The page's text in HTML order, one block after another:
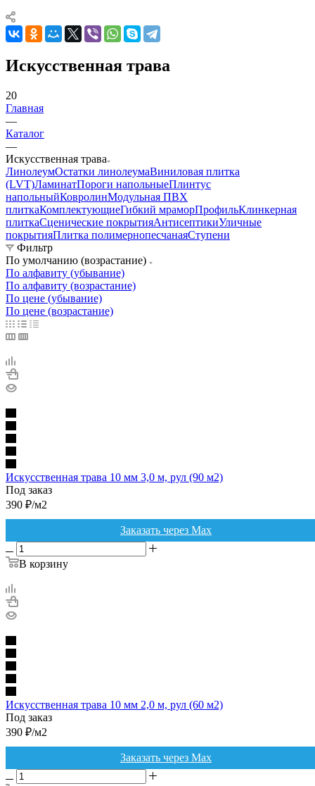
Искусственная трава
20
Главная
—
Каталог
—
Искусственная трава
ЛинолеумОстатки линолеумаВиниловая плитка
(LVT)ЛаминатПороги напольныеПлинтус
напольныйКовролинМодульная ПВХ
плиткаКомплектующиеГибкий мраморПрофильКлинкерная
плиткаСценические покрытияАнтисептикиУличные
покрытияПлитка полимернопесчанаяСтупени
Фильтр
По умолчанию (возрастание)
По алфавиту (убывание)
По алфавиту (возрастание)
По цене (убывание)
По цене (возрастание)
Искусственная трава 10 мм 3,0 м, рул (90 м2)
Под заказ
390 ₽/м2
Заказать через Max
В корзину
Искусственная трава 10 мм 2,0 м, рул (60 м2)
Под заказ
390 ₽/м2
Заказать через Max